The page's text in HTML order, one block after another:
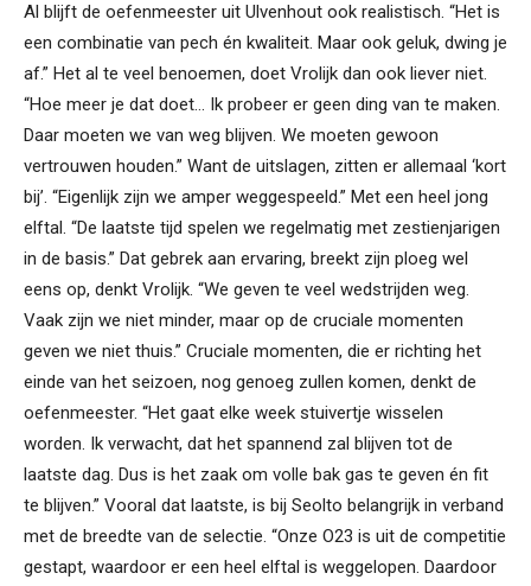
Al blijft de oefenmeester uit Ulvenhout ook realistisch. “Het is
een combinatie van pech én kwaliteit. Maar ook geluk, dwing je
af.” Het al te veel benoemen, doet Vrolijk dan ook liever niet.
“Hoe meer je dat doet… Ik probeer er geen ding van te maken.
Daar moeten we van weg blijven. We moeten gewoon
vertrouwen houden.” Want de uitslagen, zitten er allemaal ‘kort
bij’. “Eigenlijk zijn we amper weggespeeld.” Met een heel jong
elftal. “De laatste tijd spelen we regelmatig met zestienjarigen
in de basis.” Dat gebrek aan ervaring, breekt zijn ploeg wel
eens op, denkt Vrolijk. “We geven te veel wedstrijden weg.
Vaak zijn we niet minder, maar op de cruciale momenten
geven we niet thuis.” Cruciale momenten, die er richting het
einde van het seizoen, nog genoeg zullen komen, denkt de
oefenmeester. “Het gaat elke week stuivertje wisselen
worden. Ik verwacht, dat het spannend zal blijven tot de
laatste dag. Dus is het zaak om volle bak gas te geven én fit
te blijven.” Vooral dat laatste, is bij Seolto belangrijk in verband
met de breedte van de selectie. “Onze O23 is uit de competitie
gestapt, waardoor er een heel elftal is weggelopen. Daardoor